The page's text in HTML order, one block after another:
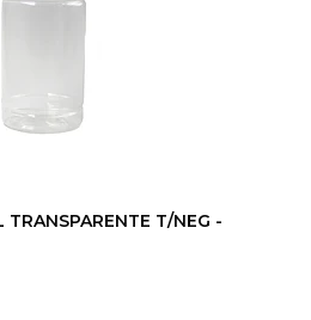
TRANSPARENTE T/NEG -